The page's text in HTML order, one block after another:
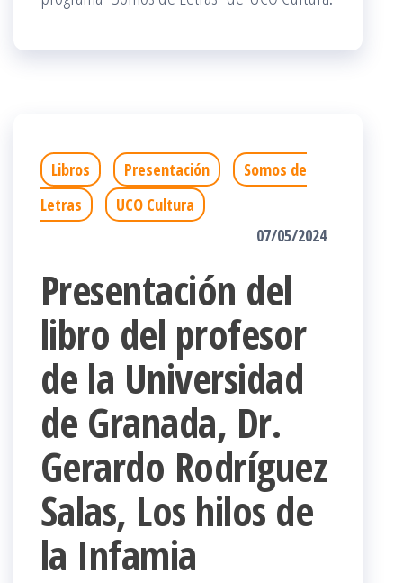
Libros Presentación
Somos de
Letras
UCO Cultura
07/05/2024
Presentación del
libro del profesor
de la Universidad
de Granada, Dr.
Gerardo Rodríguez
Salas, Los hilos de
la Infamia